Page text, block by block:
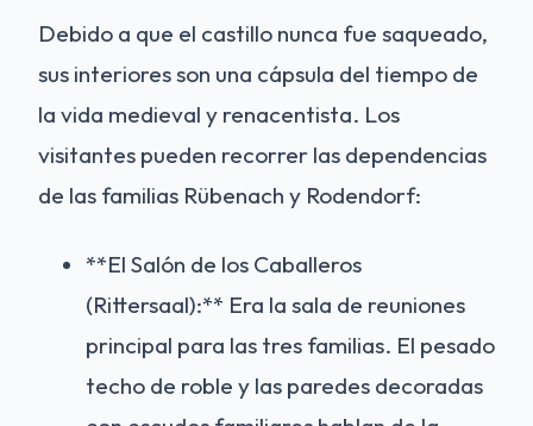
Debido a que el castillo nunca fue saqueado,
sus interiores son una cápsula del tiempo de
la vida medieval y renacentista. Los
visitantes pueden recorrer las dependencias
de las familias Rübenach y Rodendorf:
**El Salón de los Caballeros
(Rittersaal):** Era la sala de reuniones
principal para las tres familias. El pesado
techo de roble y las paredes decoradas